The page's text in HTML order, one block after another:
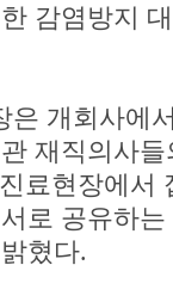
감염방지
개회사에
재직의사
료현장에서
로 공유하
혔다.